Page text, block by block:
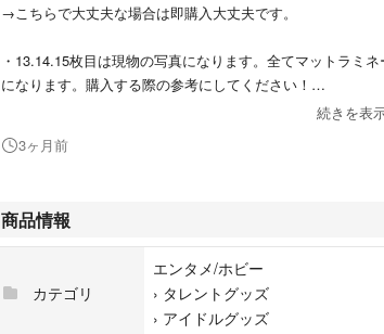
→こちらで大丈夫な場合は即購入大丈夫です。
・13.14.15枚目は現物の写真になります。全てマットラミ
になります。購入する際の参考にしてください！
4枚目のオプションのクリップを追加すればどのような形で
するのがおすすめです。』
◉オプション無しに変更（印刷した紙をカットしたペラペラ
なります。）、厚紙などのオプション追加希望。などの場合
変更するので事前にお伝えください！
続きを表
3ヶ月前
商品情報
カテゴリ
エンタメ/ホビー
› タレントグッズ
› アイドルグッズ